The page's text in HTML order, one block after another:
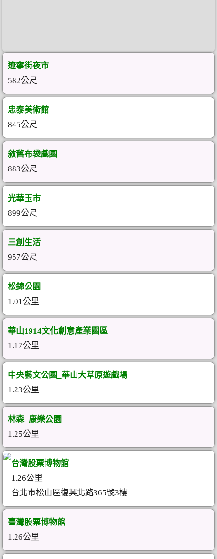
遼寧街夜市
582公尺
忠泰美術館
845公尺
敘舊布袋戲園
883公尺
光華玉市
899公尺
三創生活
957公尺
松錦公園
1.01公里
華山1914文化創意產業園區
1.17公里
中央藝文公園_華山大草原遊戲場
1.23公里
林森_康樂公園
1.25公里
台灣股票博物館
1.26公里
台北市松山區復興北路365號3樓
臺灣股票博物館
1.26公里